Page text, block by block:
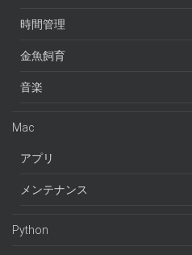
時間管理
金魚飼育
音楽
Mac
アプリ
メンテナンス
Python